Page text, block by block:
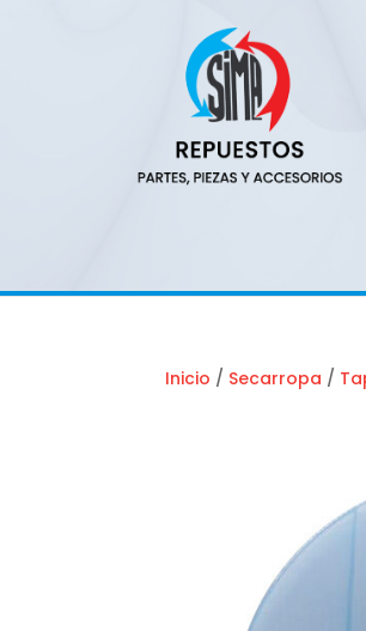
Inicio / Secarropa /